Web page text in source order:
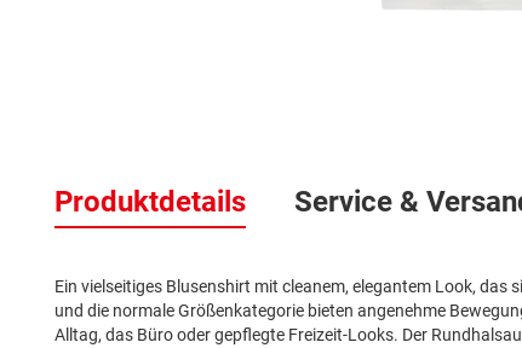
der
Bildergalerie
Produktdetails
Ein vielseitiges Blusenshirt mit cleanem, elegantem Look,
und die normale Größenkategorie bieten angenehme
Alltag, das Büro oder gepflegte Freizeit-Looks. Der
Service &